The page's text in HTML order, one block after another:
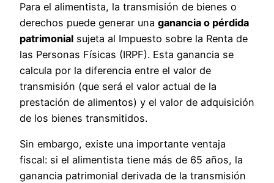
Para el alimentista, la transmisión de bienes o
derechos puede generar una ganancia o pérdida
patrimonial sujeta al Impuesto sobre la Renta de
las Personas Físicas (IRPF). Esta ganancia se
calcula por la diferencia entre el valor de
transmisión (que será el valor actual de la
prestación de alimentos) y el valor de adquisición
de los bienes transmitidos.
Sin embargo, existe una importante ventaja
fiscal: si el alimentista tiene más de 65 años, la
ganancia patrimonial derivada de la transmisión